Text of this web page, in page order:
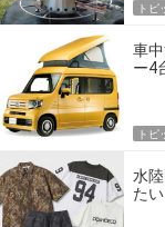
トピ
車
ー4
トピ
水
た